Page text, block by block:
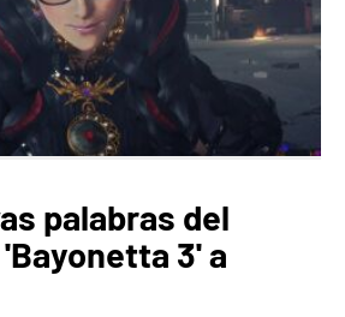
palabras del
3' a